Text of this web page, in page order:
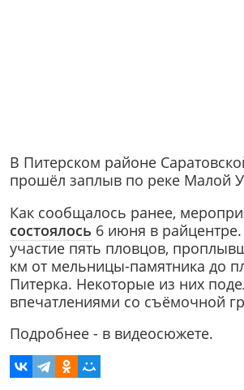
В Питерском районе
прошёл заплыв по реке Малой
Как сообщалось ранее,
состоялось 6 июня в
участие пять пловцов,
км от мельницы-памятника до
Питерка. Некоторые из них
впечатлениями со съёмочной
Подробнее - в видеосюжете.